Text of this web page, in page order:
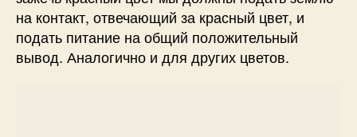
на контакт, отвечающий за красный цвет, и
подать питание на общий положительный
вывод. Аналогично и для других цветов.